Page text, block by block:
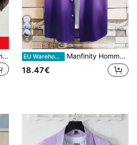
1 stuk modieus heren T-shirt met print en losse pasvorm, korte mouwen | Prachtig ontwerp | Essentieel voor de zomer | Makkelijk te combineren, laat je stijl zien
8
EU Warehouse Manfinity Homme Heren Ombre Knoppen Shirt Zonder T-shirt
18.47€